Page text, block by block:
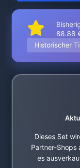
88.88
Historischer
Dieses Set
Partner-Shops
es